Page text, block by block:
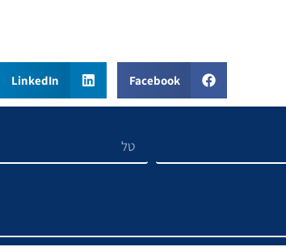
Facebook
LinkedIn